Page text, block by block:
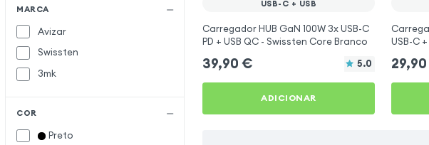
MARCA
Avizar
Swissten
3mk
COR
Preto
USB-C + USB
Carregador HUB GaN 100W 3x USB-C
PD + USB QC - Swissten Core Branco
39,90 € 5.0
ADICIONAR
USB-C
29,90